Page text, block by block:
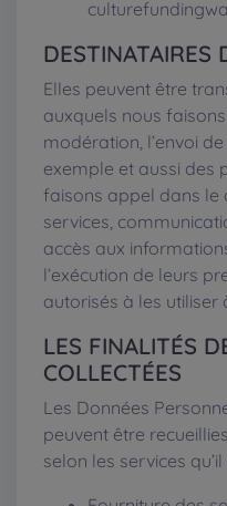
DESTINATAIRES
Elles peuvent être
auxquels nous
modération, l’envoi
exemple et aussi des
faisons appel dans le
services,
accès aux
l’exécution de leurs
autorisés à les utiliser
LES FINALITÉS
COLLECTÉES
Les Données
peuvent être
selon les services qu’il